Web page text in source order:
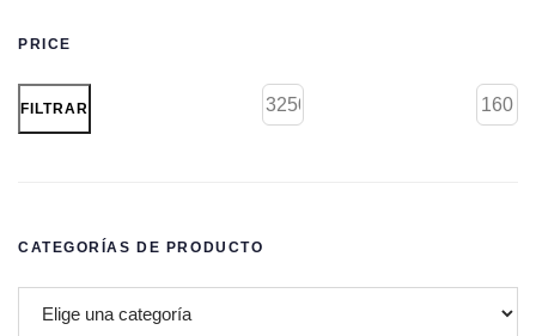
PRICE
FILTRAR
CATEGORÍAS DE PRODUCTO